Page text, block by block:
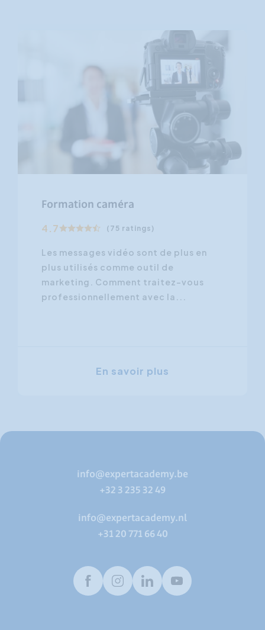
Formation caméra
4.7 (75 ratings)
Les messages vidéo sont de plus en
plus utilisés comme outil de
marketing. Comment traitez-vous
professionnellement avec la...
En savoir plus
info@expertacademy.be
+32 3 235 32 49
info@expertacademy.nl
+31 20 771 66 40
FacebookInstagramLinkedInYoutube